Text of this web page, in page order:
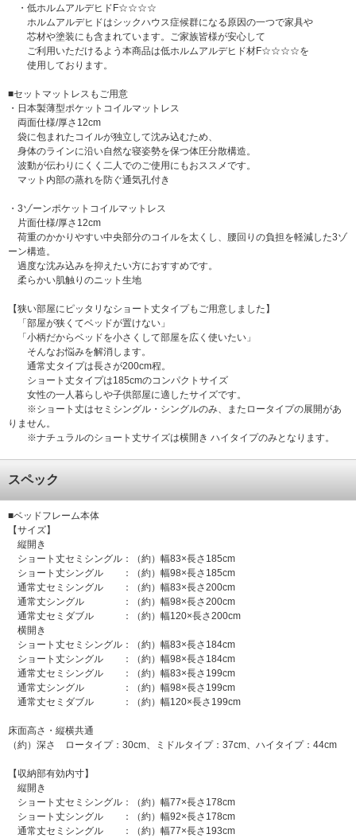
・低ホルムアルデヒドF☆☆☆☆
ホルムアルデヒドはシックハウス症候群になる原因の一つで家具や
芯材や塗装にも含まれています。ご家族皆様が安心して
ご利用いただけるよう本商品は低ホルムアルデヒド材F☆☆☆☆を
使用しております。
■セットマットレスもご用意
・日本製薄型ポケットコイルマットレス
両面仕様/厚さ12cm
袋に包まれたコイルが独立して沈み込むため、
身体のラインに沿い自然な寝姿勢を保つ体圧分散構造。
波動が伝わりにくく二人でのご使用にもおススメです。
マット内部の蒸れを防ぐ通気孔付き
・3ゾーンポケットコイルマットレス
片面仕様/厚さ12cm
荷重のかかりやすい中央部分のコイルを太くし、腰回りの負担を軽減した3ゾ
ーン構造。
過度な沈み込みを抑えたい方におすすめです。
柔らかい肌触りのニット生地
【狭い部屋にピッタリなショート丈タイプもご用意しました】
「部屋が狭くてベッドが置けない」
「小柄だからベッドを小さくして部屋を広く使いたい」
そんなお悩みを解消します。
通常丈タイプは長さが200cm程。
ショート丈タイプは185cmのコンパクトサイズ
女性の一人暮らしや子供部屋に適したサイズです。
※ショート丈はセミシングル・シングルのみ、またロータイプの展開があ
りません。
※ナチュラルのショート丈サイズは横開き ハイタイプのみとなります。
スペック
■ベッドフレーム本体
【サイズ】
縦開き
ショート丈セミシングル：（約）幅83×長さ185cm
ショート丈シングル ：（約）幅98×長さ185cm
通常丈セミシングル ：（約）幅83×長さ200cm
通常丈シングル ：（約）幅98×長さ200cm
通常丈セミダブル ：（約）幅120×長さ200cm
横開き
ショート丈セミシングル：（約）幅83×長さ184cm
ショート丈シングル ：（約）幅98×長さ184cm
通常丈セミシングル ：（約）幅83×長さ199cm
通常丈シングル ：（約）幅98×長さ199cm
通常丈セミダブル ：（約）幅120×長さ199cm
床面高さ・縦横共通
（約）深さ ロータイプ：30cm、ミドルタイプ：37cm、ハイタイプ：44cm
【収納部有効内寸】
縦開き
ショート丈セミシングル：（約）幅77×長さ178cm
ショート丈シングル ：（約）幅92×長さ178cm
通常丈セミシングル ：（約）幅77×長さ193cm